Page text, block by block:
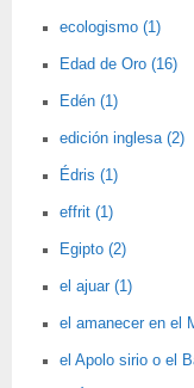
ecologismo (1)
Edad de Oro (16)
Edén (1)
edición inglesa (2)
Édris (1)
effrit (1)
Egipto (2)
el ajuar (1)
el amanecer en el
el Apolo sirio o el